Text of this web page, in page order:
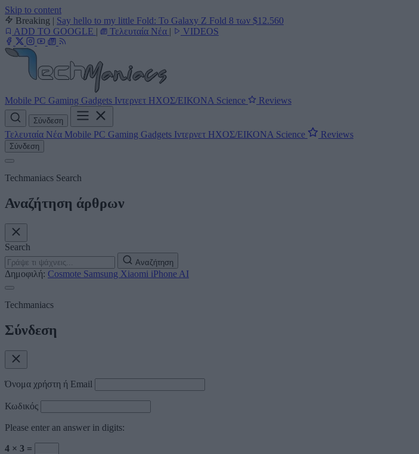
Skip to content
Breaking | Say hello to my little Fold: Το Galaxy Z Fold 8 των $12.560
ADD TO GOOGLE | Τελευταία Νέα | VIDEOS
Mobile PC Gaming Gadgets Ιντερνετ ΗΧΟΣ/ΕΙΚΟΝΑ Science Reviews
Σύνδεση
Τελευταία Νέα Mobile PC Gaming Gadgets Ιντερνετ ΗΧΟΣ/ΕΙΚΟΝΑ Science Reviews
Σύνδεση
Techmaniacs Search
Αναζήτηση άρθρων
Search
Αναζήτηση
Δημοφιλή: Cosmote Samsung Xiaomi iPhone AI
Techmaniacs
Σύνδεση
Όνομα χρήστη ή Email
Κωδικός
Please enter an answer in digits:
4 × 3 =